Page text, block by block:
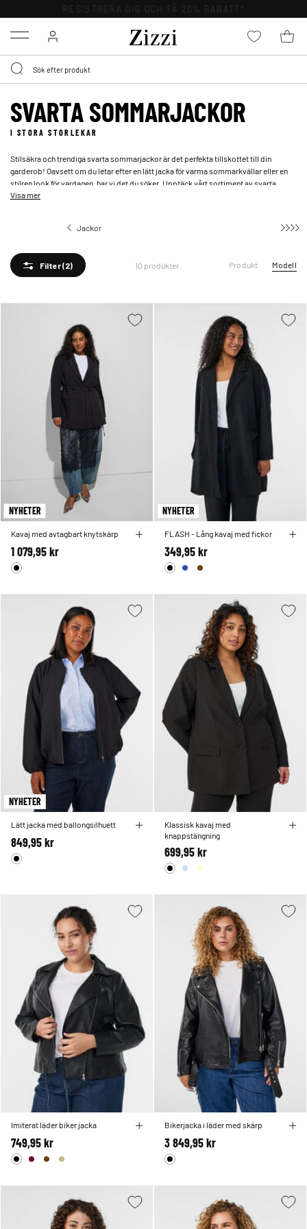
REGISTRERA DIG OCH FÅ 20% RABATT*
Menu
SVARTA SOMMARJACKOR
I STORA STORLEKAR
Stilsäkra och trendiga svarta sommarjackor är det perfekta tillskottet till din
garderob! Oavsett om du letar efter en lätt jacka för varma sommarkvällar eller en
stilren look för vardagen, har vi det du söker. Upptäck vårt sortiment av svarta
sommarjackor i stora storlekar och hitta din perfekta match. Från klassiska
Visa mer
Jackor
Filter(2) 10 produkter Produkt Modell
NYHETER
Kavaj med avtagbart knytskärp
1 079,95 kr
NYHETER
FLASH - Lång kavaj med fickor
349,95 kr
NYHETER
Lätt jacka med ballongsilhuett
849,95 kr
Klassisk kavaj med
knappstängning
699,95 kr
Imiterat läder biker jacka
749,95 kr
Bikerjacka i läder med skärp
3 849,95 kr